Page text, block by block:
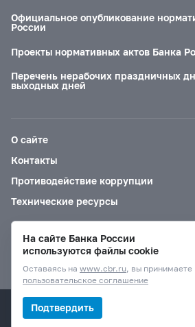
Официальное опубликование
России
Проекты нормативных актов Банка
Перечень нерабочих праздничных
выходных дней
О сайте
Контакты
Противодействие коррупции
Технические ресурсы
Версия для слабовидящих
© Банк России, 2000–2026.
На сайте Банка России
используются файлы cookie
Оставаясь на www.cbr.ru, вы принимаете
пользовательское соглашение
Подтвердить